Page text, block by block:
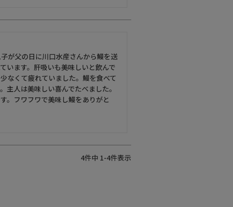
が父の日に川口水産さんから鰻を送
います。肝吸いも美味しいと飲んで
なくて疲れていました。鰻を食べて
主人は美味しい喜んでたべました。
。フワフワで美味し鰻をありがと
4件中 1-4件表示